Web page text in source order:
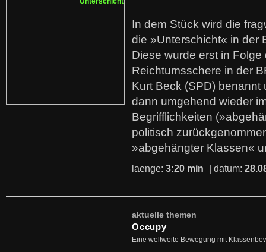
In dem Stück wird die
die »Unterschicht« in der
Diese wurde erst in
Reichtumsschere in der
Kurt Beck (SPD)
dann umgehend wieder
Begrifflichkeiten
politisch
»abgehängter Klassen«
laenge: 3:20 min | datum:
aktuelle themen
Occupy
Eine weltweite Bewegung mit